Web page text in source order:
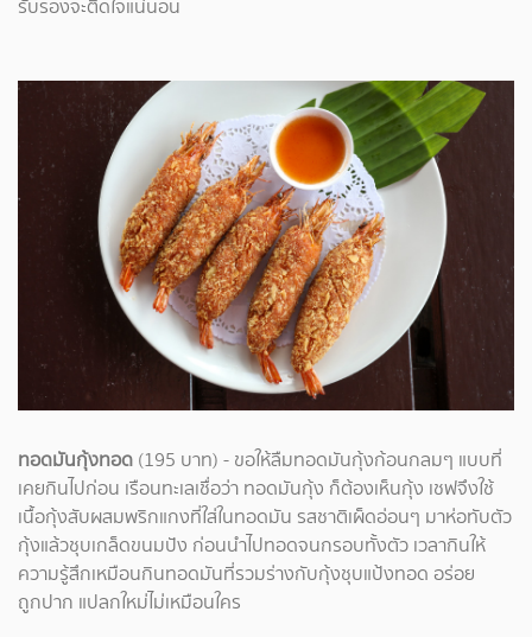
รับรองจะติดใจแน่นอน
ทอดมันกุ้งทอด (195 บาท) - ขอให้ลืมทอดมันกุ้งก้อนกลมๆ แบบที่
เคยกินไปก่อน เรือนทะเลเชื่อว่า ทอดมันกุ้ง ก็ต้องเห็นกุ้ง เชฟจึงใช้
เนื้อกุ้งสับผสมพริกแกงที่ใส่ในทอดมัน รสชาติเผ็ดอ่อนๆ มาห่อทับตัว
กุ้งแล้วชุบเกล็ดขนมปัง ก่อนนำไปทอดจนกรอบทั้งตัว เวลากินให้
ความรู้สึกเหมือนกินทอดมันที่รวมร่างกับกุ้งชุบแป้งทอด อร่อย
ถูกปาก แปลกใหม่ไม่เหมือนใคร